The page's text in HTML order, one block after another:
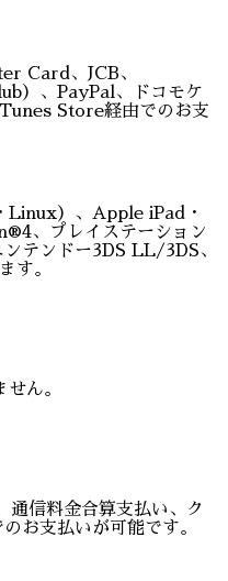
Card、JCB、
）、PayPal、ドコモケ
Store経由でのお支
Linux）、Apple iPad・
、プレイステーション
テンドー3DS LL/3DS、
す。
ん。
信料金合算支払い、ク
お支払いが可能です。